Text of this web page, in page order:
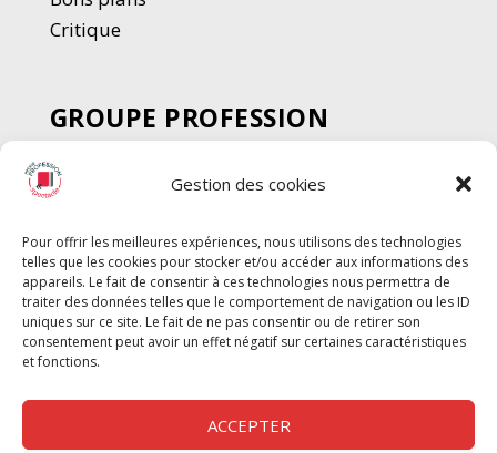
Gestion des cookies
Pour offrir les meilleures expériences, nous utilisons des technologies
telles que les cookies pour stocker et/ou accéder aux informations des
appareils. Le fait de consentir à ces technologies nous permettra de
traiter des données telles que le comportement de navigation ou les ID
uniques sur ce site. Le fait de ne pas consentir ou de retirer son
consentement peut avoir un effet négatif sur certaines caractéristiques
et fonctions.
ACCEPTER
Critique
GROUPE PROFESSION
SPECTACLE
Chèque Intermittents
Chèque Compta
Chèque Emploi Spectacle
G-Pods
Profession Audio-visuel